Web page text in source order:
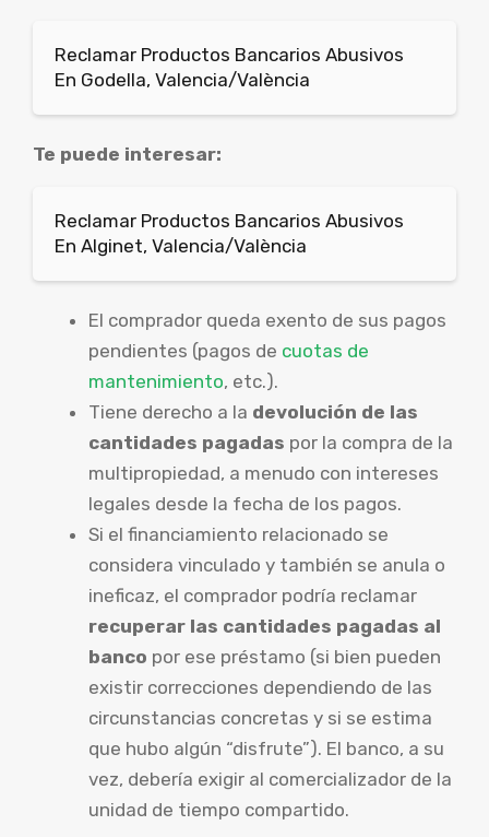
Reclamar Productos Bancarios Abusivos
En Godella, Valencia/València
Te puede interesar:
Reclamar Productos Bancarios Abusivos
En Alginet, Valencia/València
El comprador queda exento de sus pagos
pendientes (pagos de cuotas de
mantenimiento, etc.).
Tiene derecho a la devolución de las
cantidades pagadas por la compra de la
multipropiedad, a menudo con intereses
legales desde la fecha de los pagos.
Si el financiamiento relacionado se
considera vinculado y también se anula o
ineficaz, el comprador podría reclamar
recuperar las cantidades pagadas al
banco por ese préstamo (si bien pueden
existir correcciones dependiendo de las
circunstancias concretas y si se estima
que hubo algún “disfrute”). El banco, a su
vez, debería exigir al comercializador de la
unidad de tiempo compartido.